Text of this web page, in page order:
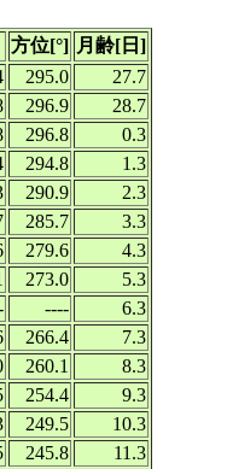
方位[°] 月齢[日]
295.0
27.7
296.9
28.7
296.8
0.3
294.8
1.3
290.9
2.3
285.7
3.3
279.6
4.3
273.0
5.3
----
6.3
266.4
7.3
260.1
8.3
254.4
9.3
249.5
10.3
245.8
11.3